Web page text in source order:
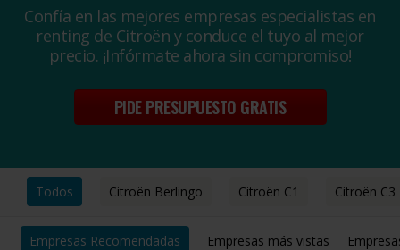
Confía en las mejores empresas especialistas en
renting de Citroën y conduce el tuyo al mejor
precio. ¡Infórmate ahora sin compromiso!
PIDE PRESUPUESTO GRATIS
Todos Citroën Berlingo Citroën C1 Citroën C3
Empresas Recomendadas Empresas más vistas